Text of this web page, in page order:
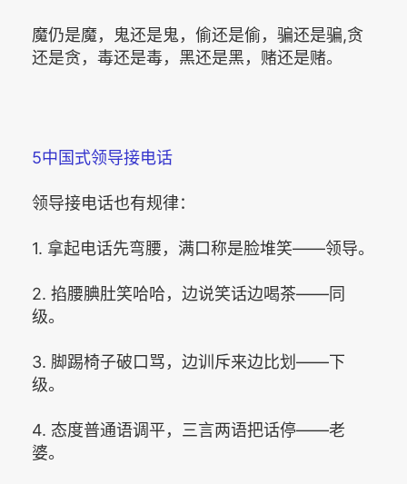
魔仍是魔，鬼还是鬼，偷还是偷，骗还是骗,贪
还是贪，毒还是毒，黑还是黑，赌还是赌。
5中国式领导接电话
领导接电话也有规律：
1. 拿起电话先弯腰，满口称是脸堆笑——领导。
2. 掐腰腆肚笑哈哈，边说笑话边喝茶——同
级。
3. 脚踢椅子破口骂，边训斥来边比划——下
级。
4. 态度普通语调平，三言两语把话停——老
婆。